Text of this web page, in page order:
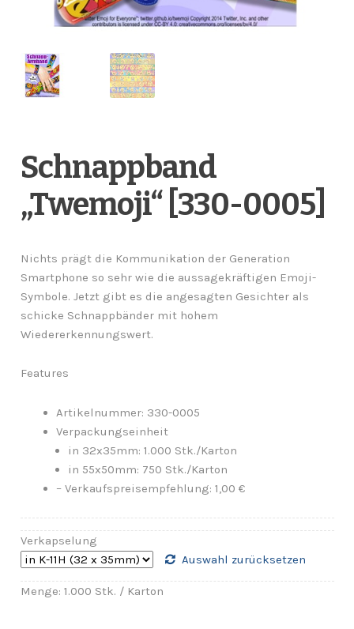
Schnappband
„Twemoji“ [330-0005]
Nichts prägt die Kommunikation der Generation
Smartphone so sehr wie die aussagekräftigen Emoji-
Symbole. Jetzt gibt es die angesagten Gesichter als
schicke Schnappbänder mit hohem
Wiedererkennungswert.
Features
Artikelnummer: 330-0005
Verpackungseinheit
in 32x35mm: 1.000 Stk./Karton
in 55x50mm: 750 Stk./Karton
– Verkaufspreisempfehlung: 1,00 €
Verkapselung
Auswahl zurücksetzen
Menge: 1.000 Stk. / Karton